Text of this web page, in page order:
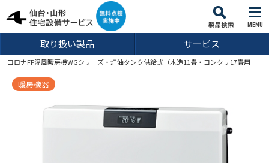
MENU
取り扱い製品 サービス
コロナFF温風暖房機WGシリーズ・灯油タンク供給式（木造11畳・コンクリ17畳用）FF-WG40SK
暖房機器